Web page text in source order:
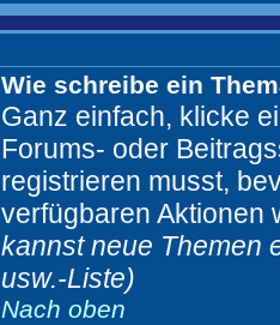
Wie schreibe ein
Ganz einfach, klicke
Forums- oder
registrieren musst,
verfügbaren Aktionen
kannst neue Themen
usw.-Liste)
Nach oben